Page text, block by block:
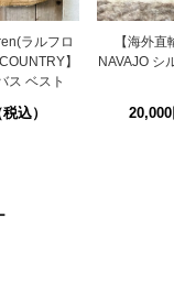
ラルフロ
】
ス ベスト
込）
【海外
NAVAJO シ